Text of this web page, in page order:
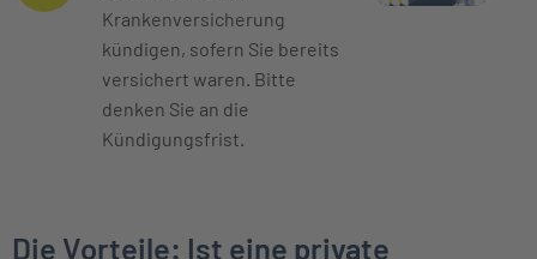
Krankenversicherung
kündigen, sofern Sie bereits
versichert waren. Bitte
denken Sie an die
Kündigungsfrist.
Die Vorteile: Ist eine private